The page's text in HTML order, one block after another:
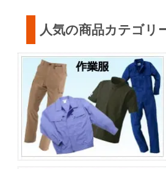
人気の商品カテゴリ